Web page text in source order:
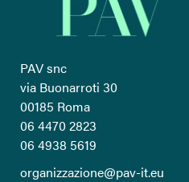
PAV snc
via Buonarroti 30
00185 Roma
06 4470 2823
06 4938 5619
organizzazione@pav-it.eu